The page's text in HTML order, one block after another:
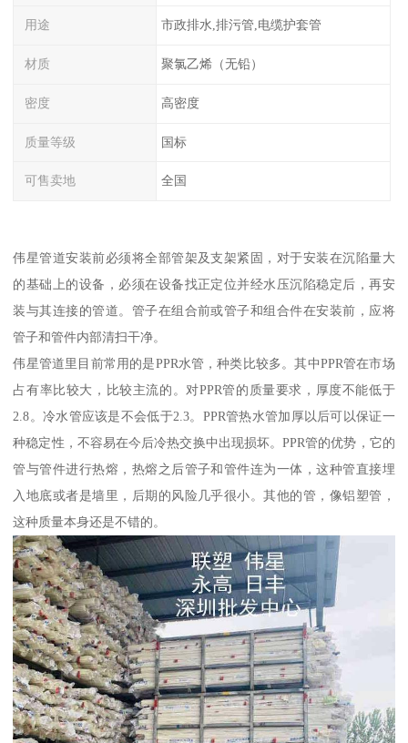
用途 市政排水,排污管,电缆护套管
材质 聚氯乙烯（无铅）
密度 高密度
质量等级 国标
可售卖地 全国
伟星管道安装前必须将全部管架及支架紧固，对于安装在沉陷量大
的基础上的设备，必须在设备找正定位并经水压沉陷稳定后，再安
装与其连接的管道。管子在组合前或管子和组合件在安装前，应将
管子和管件内部清扫干净。
伟星管道里目前常用的是PPR水管，种类比较多。其中PPR管在市场
占有率比较大，比较主流的。对PPR管的质量要求，厚度不能低于
2.8。冷水管应该是不会低于2.3。PPR管热水管加厚以后可以保证一
种稳定性，不容易在今后冷热交换中出现损坏。PPR管的优势，它的
管与管件进行热熔，热熔之后管子和管件连为一体，这种管直接埋
入地底或者是墙里，后期的风险几乎很小。其他的管，像铝塑管，
这种质量本身还是不错的。